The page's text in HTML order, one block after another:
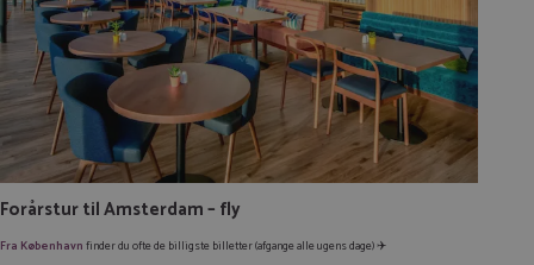
Forårstur til Amsterdam – fly
Fra Københavnfinder du ofte de billigste billetter (afgange alle ugens dage) ✈️